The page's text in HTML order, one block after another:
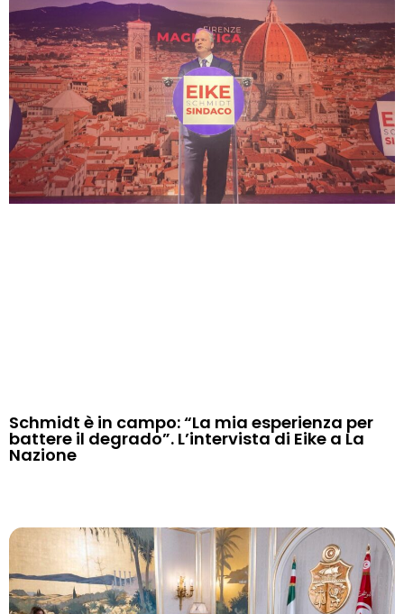
Schmidt è in campo: “La mia esperienza per
battere il degrado”. L’intervista di Eike a La
Nazione